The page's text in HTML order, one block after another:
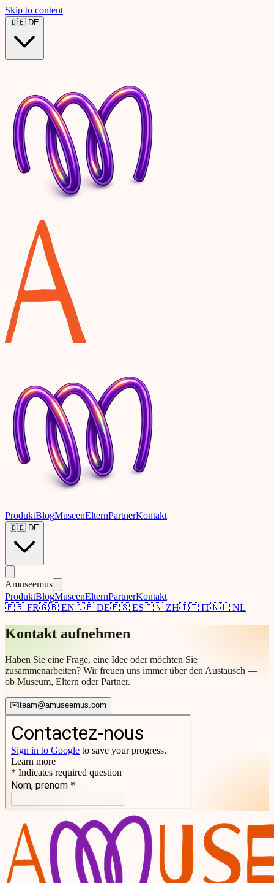
Skip to content
🇩🇪 DE
ProduktBlogMuseenElternPartnerKontakt
🇩🇪 DE
Amuseemus
ProduktBlogMuseenElternPartnerKontakt
🇫🇷 FR🇬🇧 EN🇩🇪 DE🇪🇸 ES🇨🇳 ZH🇮🇹 IT🇳🇱 NL
Kontakt aufnehmen
Haben Sie eine Frage, eine Idee oder möchten Sie
zusammenarbeiten? Wir freuen uns immer über den Austausch —
ob Museum, Eltern oder Partner.
✉️team@amuseemus.com